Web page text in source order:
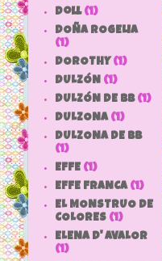
doll (1)
DOÑA ROGELIA
(1)
DOROTHY (1)
DULZÓN (1)
DULZÓN DE BB (1)
DULZONA (1)
DULZONA DE BB
(1)
EFFE (1)
EFFE FRANCA (1)
EL MONSTRUO DE
COLORES (1)
ELENA D' AVALOR
(1)